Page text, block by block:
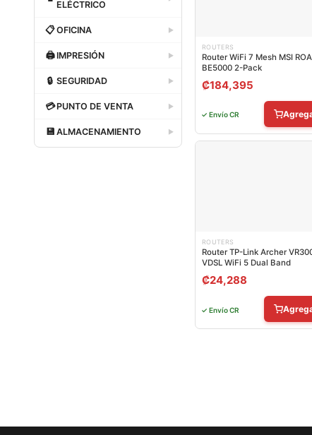
ELÉCTRICO
Dataland
📋OFICINA ▶
Dataland
🖨IMPRESIÓN ▶
Dataland
🔒 SEGURIDAD ▶
Dataland
💳PUNTO DE VENTA ▶
Dataland
💾 ALMACENAMIENTO ▶
Dataland
ROUTERS
Router WiFi 7 Mesh MSI
BE5000 2-Pack
₡184,395
✓ Envío CR
ROUTERS
Router TP-Link Archer
VDSL WiFi 5 Dual Band
₡24,288
✓ Envío CR